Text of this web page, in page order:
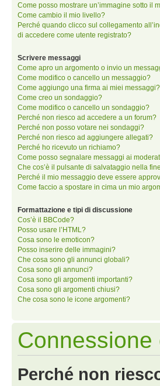
Come posso mostrare un’immagine sotto il
Come cambio il mio livello?
Perché quando clicco sul collegamento
di accedere come utente registrato?
Scrivere messaggi
Come apro un argomento o invio un
Come modifico o cancello un messaggio?
Come aggiungo una firma ai miei messaggi?
Come creo un sondaggio?
Come modifico o cancello un sondaggio?
Perché non riesco ad accedere a un forum?
Perché non posso votare nei sondaggi?
Perché non riesco ad aggiungere allegati?
Perché ho ricevuto un richiamo?
Come posso segnalare messaggi ai
Che cos’è il pulsante di salvataggio nella
Perché il mio messaggio deve essere
Come faccio a spostare in cima un mio
Formattazione e tipi di discussione
Cos’è il BBCode?
Posso usare l’HTML?
Cosa sono le emoticon?
Posso inserire delle immagini?
Che cosa sono gli annunci globali?
Cosa sono gli annunci?
Cosa sono gli argomenti importanti?
Cosa sono gli argomenti chiusi?
Che cosa sono le icone argomenti?
Perché non